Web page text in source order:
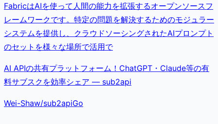
FabricはAIを使って人間の能力を拡張するオープンソースフ
レームワークです。特定の問題を解決するためのモジュラー
システムを提供し、クラウドソーシングされたAIプロンプト
のセットを様々な場所で活用で
AI APIの共有プラットフォーム！ChatGPT・Claude等の有
料サブスクを効率シェア — sub2api
Wei-Shaw/sub2apiGo